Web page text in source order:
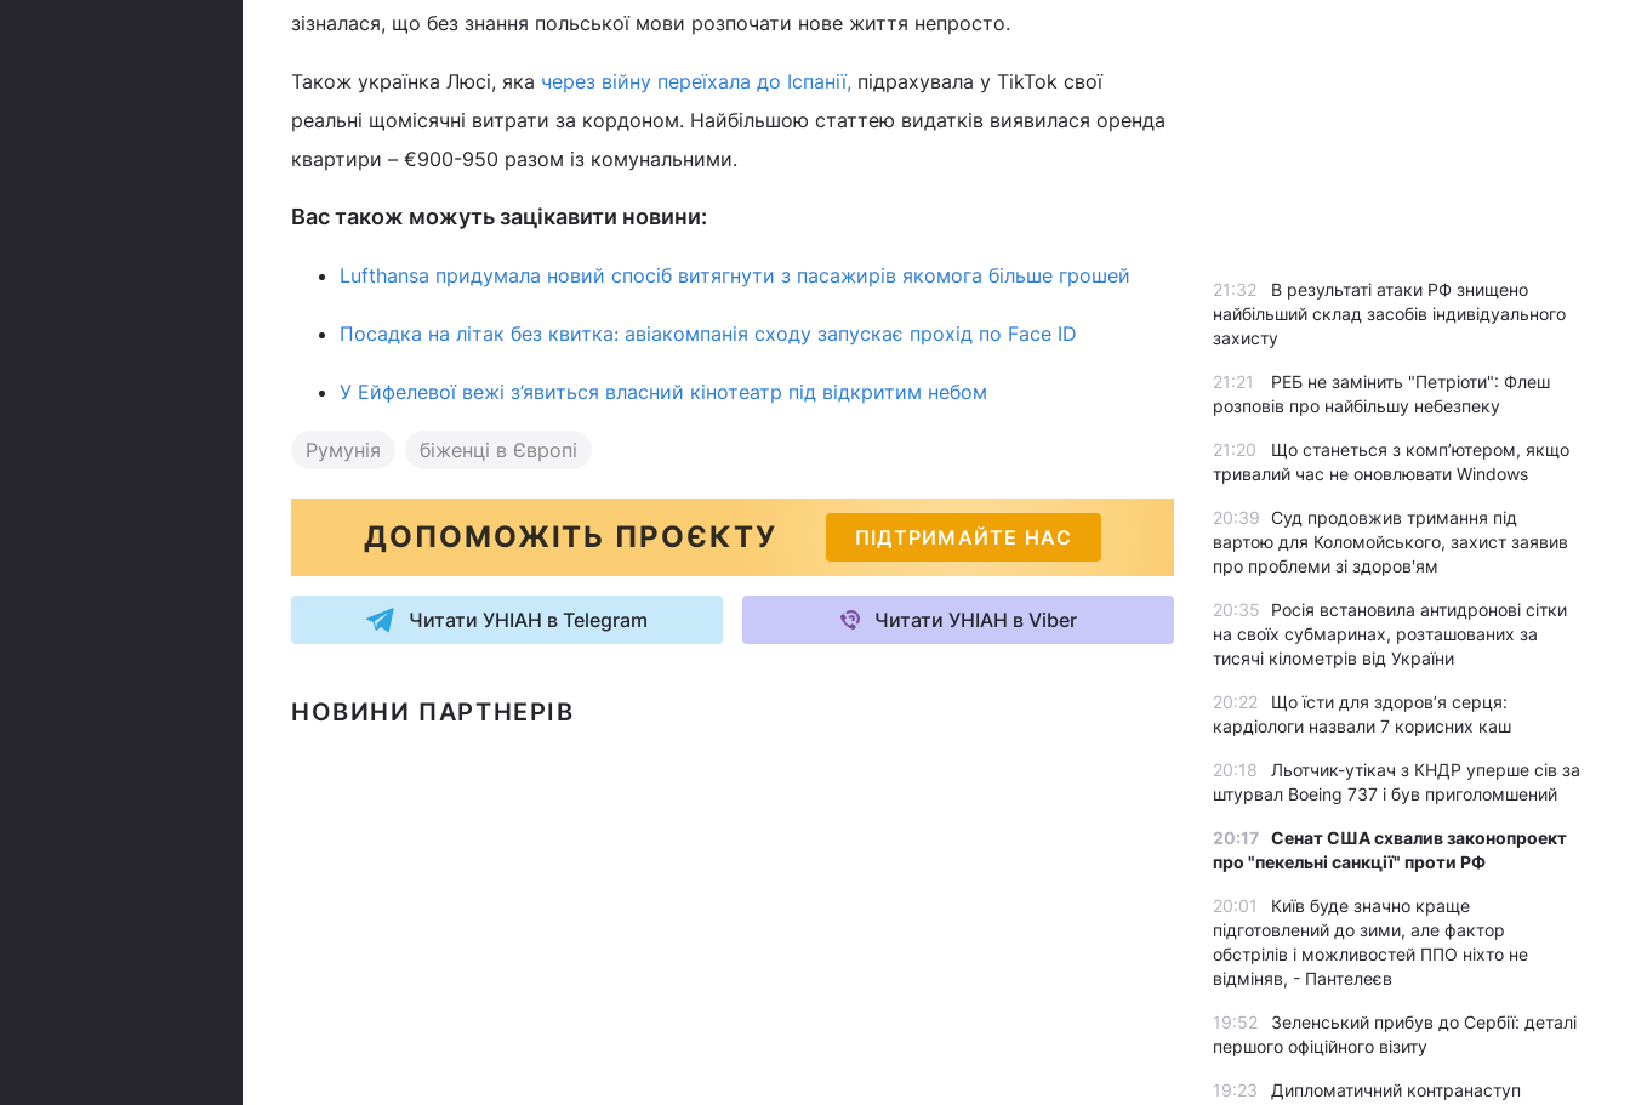
зізналася, що без знання польської мови розпочати нове життя непросто.
Також українка Люсі, яка через війну переїхала до Іспанії, підрахувала у TikTok свої
реальні щомісячні витрати за кордоном. Найбільшою статтею видатків виявилася оренда
квартири – €900-950 разом із комунальними.
Вас також можуть зацікавити новини:
Lufthansa придумала новий спосіб витягнути з пасажирів якомога більше грошей
Посадка на літак без квитка: авіакомпанія сходу запускає прохід по Face ID
У Ейфелевої вежі з’явиться власний кінотеатр під відкритим небом
Румунія біженці в Європі
ДОПОМОЖІТЬ ПРОЄКТУ ПІДТРИМАЙТЕ НАС
Читати УНІАН в Telegram Читати УНІАН в Viber
НОВИНИ ПАРТНЕРІВ
21:32
В результаті атаки РФ знищено
найбільший склад засобів індивідуального
захисту
21:21
РЕБ не замінить "Петріоти": Флеш
розповів про найбільшу небезпеку
21:20
Що станеться з комп’ютером, якщо
тривалий час не оновлювати Windows
20:39 Суд продовжив тримання під
вартою для Коломойського, захист заявив
про проблеми зі здоров'ям
20:35
Росія встановила антидронові сітки
на своїх субмаринах, розташованих за
тисячі кілометрів від України
20:22
Що їсти для здоров’я серця:
кардіологи назвали 7 корисних каш
20:18
Льотчик-утікач з КНДР уперше сів за
штурвал Boeing 737 і був приголомшений
20:17 Сенат США схвалив законопроект
про "пекельні санкції" проти РФ
20:01
Київ буде значно краще
підготовлений до зими, але фактор
обстрілів і можливостей ППО ніхто не
відміняв, - Пантелеєв
19:52
Зеленський прибув до Сербії: деталі
першого офіційного візиту
19:23
Дипломатичний контранаступ